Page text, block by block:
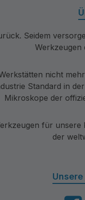
Seidem
nicht
Standard in
Mikroskope der
für
der